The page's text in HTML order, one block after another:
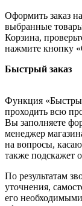
Оформить заказ
выбранные
Корзина,
нажмите кнопку
Быстрый заказ
Функция
проходить всю
Вы заполняете
менеджер
на вопросы,
также подскажет
По результатам
уточнения,
его